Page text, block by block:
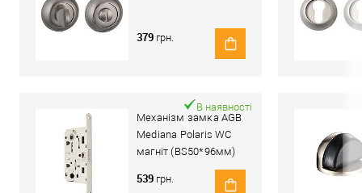
379 грн.
Механізм замка AGB
Mediana Polaris WC
магніт (BS50*96мм)
В наявності
539 грн.